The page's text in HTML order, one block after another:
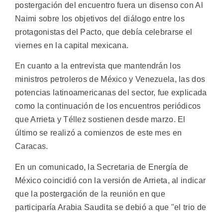
postergación del encuentro fuera un disenso con Al
Naimi sobre los objetivos del diálogo entre los
protagonistas del Pacto, que debía celebrarse el
viernes en la capital mexicana.
En cuanto a la entrevista que mantendrán los
ministros petroleros de México y Venezuela, las dos
potencias latinoamericanas del sector, fue explicada
como la continuación de los encuentros periódicos
que Arrieta y Téllez sostienen desde marzo. El
último se realizó a comienzos de este mes en
Caracas.
En un comunicado, la Secretaria de Energía de
México coincidió con la versión de Arrieta, al indicar
que la postergación de la reunión en que
participaría Arabia Saudita se debió a que "el trio de